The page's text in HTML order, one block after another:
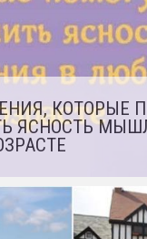
КОТОРЫЕ
ЯСНОСТЬ